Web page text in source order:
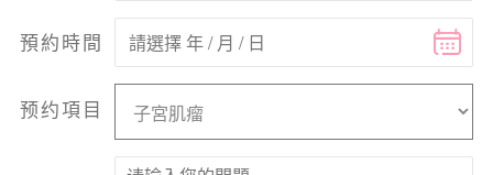
預約時間
预约項目